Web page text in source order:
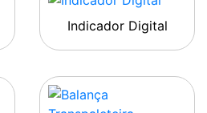
Indicador Digital